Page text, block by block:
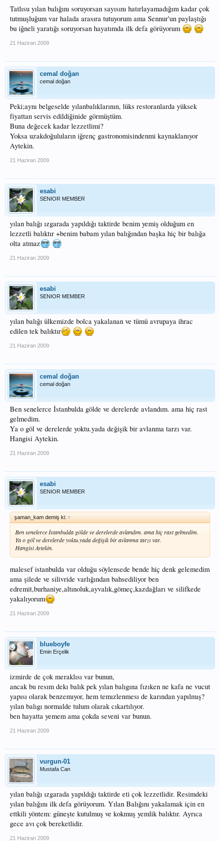
Tatlısu yılan balığını soruyorsan sayısını hatırlayamadığım kadar çok
tutmuşluğum var halada arasıra tutuyorum ama Sennur'un paylaştığı
bu iğneli yaratığı soruyorsan hayatımda ilk defa görüyorum
21 Haziran 2009
cemal doğan
cemal doğan
Peki;aynı belgeselde yılanbalıklarının, lüks restoranlarda yüksek
fiyattan servis edildiğinide görmüştüm.
Buna değecek kadar lezzetlimi?
Yoksa uzakdoğuluların iğrenç gastronomisindenmi kaynaklanıyor
Aytekin.
21 Haziran 2009
esabi
SENIOR MEMBER
yılan balığı ızgarada yapıldığı taktirde benim yemiş olduğum en
lezzetli balıktır +benim babam yılan balığından başka hiç bir balığa
olta atmaz
21 Haziran 2009
esabi
SENIOR MEMBER
yılan balığı ülkemizde bolca yakalanan ve tümü avrupaya ihrac
edilen tek balıktır
21 Haziran 2009
cemal doğan
cemal doğan
Ben senelerce İstanbulda gölde ve derelerde avlandım. ama hiç rast
gelmedim.
Ya o göl ve derelerde yoktu.yada değişik bir avlanma tarzı var.
Hangisi Aytekin.
21 Haziran 2009
esabi
SENIOR MEMBER
şaman_kam demiş ki: ↑
Ben senelerce İstanbulda gölde ve derelerde avlandım. ama hiç rast gelmedim.
Ya o göl ve derelerde yoktu.yada değişik bir avlanma tarzı var.
Hangisi Aytekin.
malesef istanbulda var olduğu söylensede bende hiç denk gelemedim
ama şilede ve silivride varlığından bahsediliyor ben
edremit,burhaniye,altınoluk,ayvalık,gömeç,kazdağları ve silifkede
yakalıyorum
21 Haziran 2009
blueboyfe
Emin Erçelik
izmirde de çok meraklısı var bunun,
ancak bu resım dekı balık pek yılan balıgına fızıken ne kafa ne vucut
yapısı olarak benzemıyor, hem temızlenmesı de karından yapılmış?
yılan balıgı normalde tulum olarak cıkartılıyor.
ben hayatta yemem ama çokda seveni var bunun.
21 Haziran 2009
vurgun-01
Mustafa Can
yılan balığı ızgarada yapıldığı taktirde eti çok lezzetlidir. Resimdeki
yılan balığını ilk defa görüyorum. Yılan Balığını yakalamak için en
ettkili yöntem: güneşte kutulmuş ve kokmuş yemlik balıktır. Ayrıca
gece avı çok bereketlidir.
21 Haziran 2009